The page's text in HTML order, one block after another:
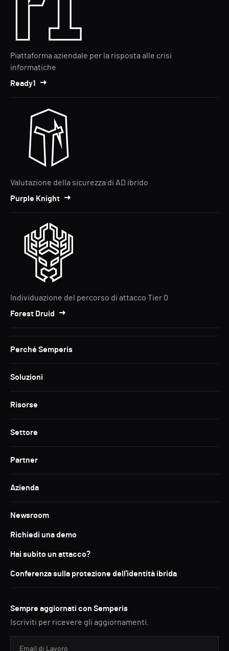
Piattaforma aziendale per la risposta alle crisi
informatiche
Ready1
Valutazione della sicurezza di AD ibrido
Purple Knight
Individuazione del percorso di attacco Tier 0
Forest Druid
Perché Semperis
Soluzioni
Risorse
Settore
Partner
Azienda
Newsroom
Richiedi una demo
Hai subito un attacco?
Conferenza sulla protezione dell'identità ibrida
Sempre aggiornati con Semperis
Iscriviti per ricevere gli aggiornamenti.